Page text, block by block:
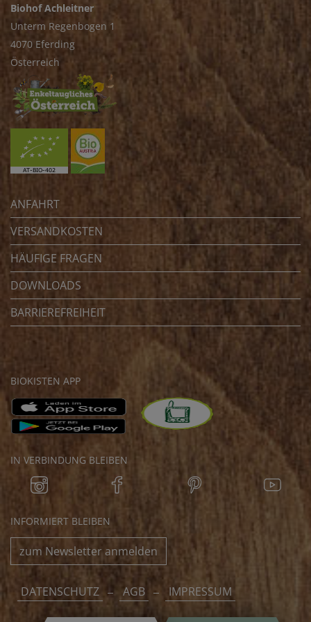
Biohof Achleitner
Unterm Regenbogen 1
4070 Eferding
Österreich
ANFAHRT
VERSANDKOSTEN
HÄUFIGE FRAGEN
DOWNLOADS
BARRIEREFREIHEIT
BIOKISTEN APP
IN VERBINDUNG BLEIBEN
INFORMIERT BLEIBEN
zum Newsletter anmelden
DATENSCHUTZ AGB IMPRESSUM